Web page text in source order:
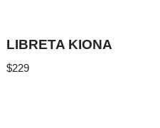
LIBRETA KIONA
$229